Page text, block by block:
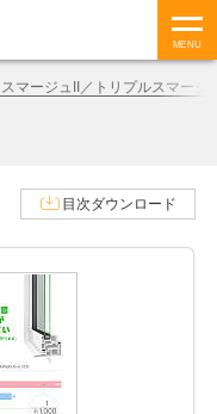
MENU
マージュII／トリプルスマー
目次ダウンロード